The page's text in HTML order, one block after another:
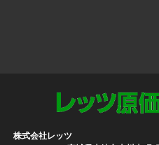
株式会社レッツ